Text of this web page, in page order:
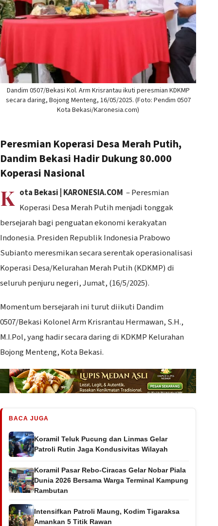
Dandim 0507/Bekasi Kol. Arm Krisrantau ikuti peresmian KDKMP
secara daring, Bojong Menteng, 16/05/2025. (Foto: Pendim 0507
Kota Bekasi/Karonesia.com)
Peresmian Koperasi Desa Merah Putih,
Dandim Bekasi Hadir Dukung 80.000
Koperasi Nasional
K ota Bekasi | KARONESIA.COM – Peresmian
Koperasi Desa Merah Putih menjadi tonggak
bersejarah bagi penguatan ekonomi kerakyatan
Indonesia. Presiden Republik Indonesia Prabowo
Subianto meresmikan secara serentak operasionalisasi
Koperasi Desa/Kelurahan Merah Putih (KDKMP) di
seluruh penjuru negeri, Jumat, (16/5/2025).
Momentum bersejarah ini turut diikuti Dandim
0507/Bekasi Kolonel Arm Krisrantau Hermawan, S.H.,
M.I.Pol, yang hadir secara daring di KDKMP Kelurahan
Bojong Menteng, Kota Bekasi.
BACA JUGA
Koramil Teluk Pucung dan Linmas Gelar
Patroli Rutin Jaga Kondusivitas Wilayah
Koramil Pasar Rebo-Ciracas Gelar Nobar Piala
Dunia 2026 Bersama Warga Terminal Kampung
Rambutan
Intensifkan Patroli Maung, Kodim Tigaraksa
Amankan 5 Titik Rawan